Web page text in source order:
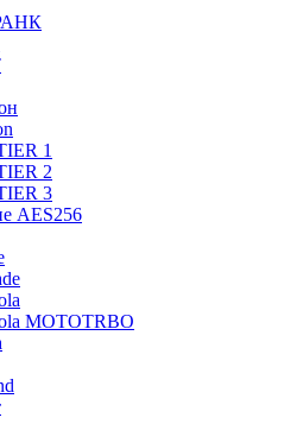
1
2
3
AES256
MOTOTRBO